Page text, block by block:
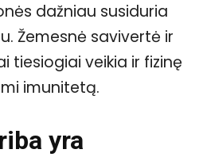
dažniau susiduria
Žemesnė savivertė ir
tiesiogiai veikia ir fizinę
imunitetą.
yra